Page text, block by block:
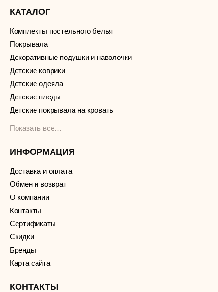
КАТАЛОГ
Комплекты постельного белья
Покрывала
Декоративные подушки и наволочки
Детские коврики
Детские одеяла
Детские пледы
Детские покрывала на кровать
Показать все…
ИНФОРМАЦИЯ
Доставка и оплата
Обмен и возврат
О компании
Контакты
Сертификаты
Скидки
Бренды
Карта сайта
КОНТАКТЫ